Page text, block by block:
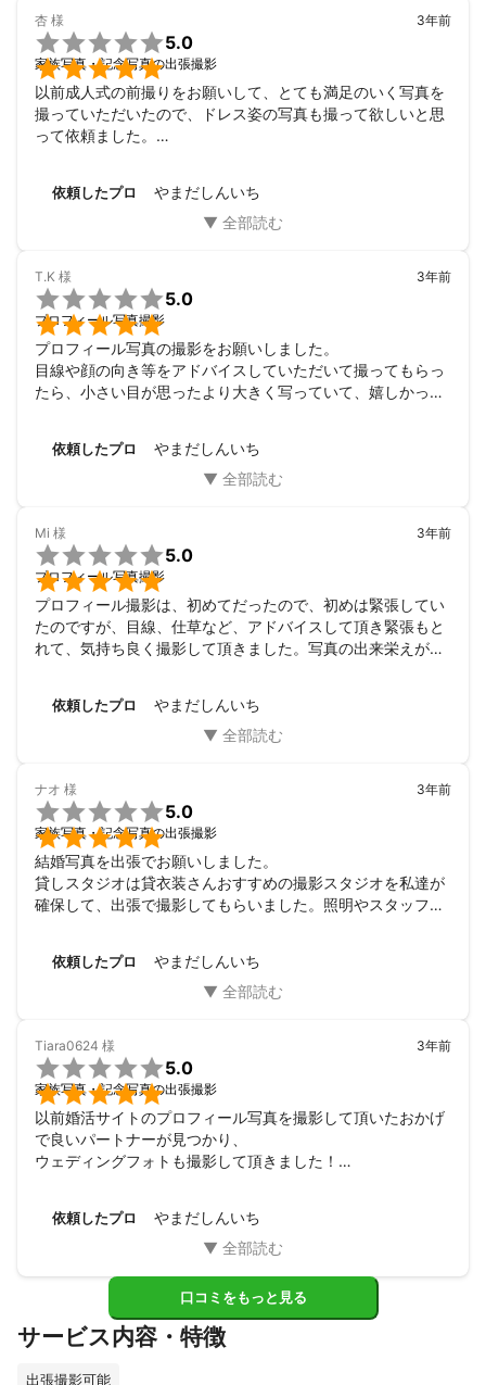
それをカタチにするお手伝いをさせてください。
どんな些細な質問でも遠慮せずにどうぞ。
私が全力でお手伝いさせていただきます。
大切な想いを一緒に心温まる思い出の一枚としましょう。
あなたと素敵な写真を作る日を楽しみにしています！
これまでの実績
プロフィール撮影
ポートレート撮影
ウェディング前撮り
成人式前撮り
七五三撮影
イベント撮影
カタログ撮影
東京都町田市在住
公益社団法人 日本写真協会 会員
入賞歴
秋山庄太郎記念「花」コンテスト 2011準特選
秋山庄太郎記念「花」コンテスト 2012グランプリ
秋山庄太郎記念「花」コンテスト 2013準特選
秋山庄太郎記念「花」コンテスト 2017特選
杏 様


5.0
家族写真・記念写真の出張撮影
3年前
以前成人式の前撮りをお願いして、とても満足のいく写真を
撮っていただいたので、ドレス姿の写真も撮って欲しいと思
って依頼ました。
と思いました。妹はノリノリでした。私は見ていて安心しま
依頼したプロ やまだしんいち
T.K 様


5.0
プロフィール写真撮影
3年前
プロフィール写真の撮影をお願いしました。
目線や顔の向き等をアドバイスしていただいて撮ってもらっ
たら、小さい目が思ったより大きく写っていて、嬉しかった
に会った友人に「可愛く撮ってもらったんだね」って言われ
依頼したプロ やまだしんいち
Mi 様


5.0
プロフィール写真撮影
3年前
プロフィール撮影は、初めてだったので、初めは緊張してい
たのですが、目線、仕草など、アドバイスして頂き緊張もと
れて、気持ち良く撮影して頂きました。写真の出来栄えが想
依頼したプロ やまだしんいち
ナオ 様


5.0
家族写真・記念写真の出張撮影
3年前
結婚写真を出張でお願いしました。
貸しスタジオは貸衣装さんおすすめの撮影スタジオを私達が
確保して、出張で撮影してもらいました。照明やスタッフな
で満足できる撮影となりました。現像も要望に合わせて加工
してもらえて、納品時のファイル形式なども要望に合わせて
依頼したプロ やまだしんいち
Tiara0624 様


5.0
家族写真・記念写真の出張撮影
3年前
以前婚活サイトのプロフィール写真を撮影して頂いたおかげ
で良いパートナーが見つかり、
ウェディングフォトも撮影して頂きました！
ました！
両親もとっても喜んでいました。
依頼したプロ やまだしんいち
口コミをもっと見る
サービス内容・特徴
出張撮影可能